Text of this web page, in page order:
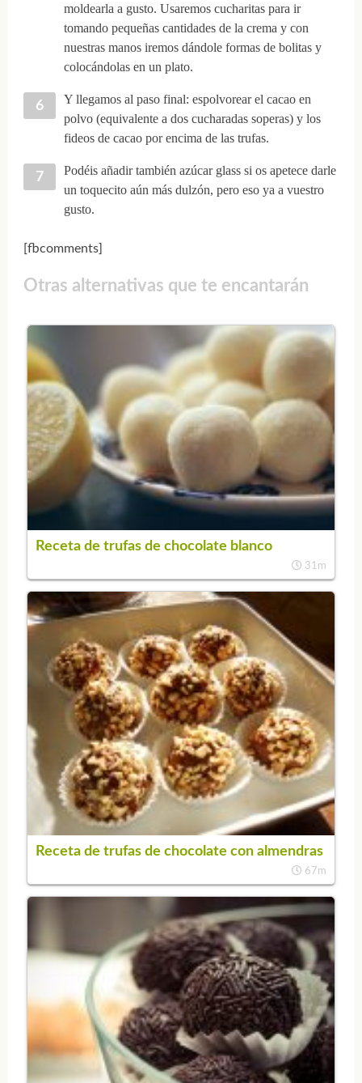
moldearla a gusto. Usaremos cucharitas para ir
tomando pequeñas cantidades de la crema y con
nuestras manos iremos dándole formas de bolitas y
colocándolas en un plato.
Y llegamos al paso final: espolvorear el cacao en
polvo (equivalente a dos cucharadas soperas) y los
fideos de cacao por encima de las trufas.
Podéis añadir también azúcar glass si os apetece darle
un toquecito aún más dulzón, pero eso ya a vuestro
gusto.
[fbcomments]
Otras alternativas que te encantarán
Receta de trufas de chocolate blanco
31m
Receta de trufas de chocolate con almendras
67m